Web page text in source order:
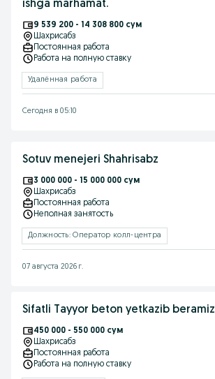
ishga marhamat.
9 539 200 - 14 308 800 сум
Шахрисабз
Постоянная работа
Работа на полную ставку
Удалённая работа
Сегодня в 05:10
Sotuv menejeri Shahrisabz
3 000 000 - 15 000 000 сум
Шахрисабз
Постоянная работа
Неполная занятость
Должность: Оператор колл-центра
07 августа 2026 г.
Sifatli Tayyor beton yetkazib beramiz
450 000 - 550 000 сум
Шахрисабз
Постоянная работа
Работа на полную ставку